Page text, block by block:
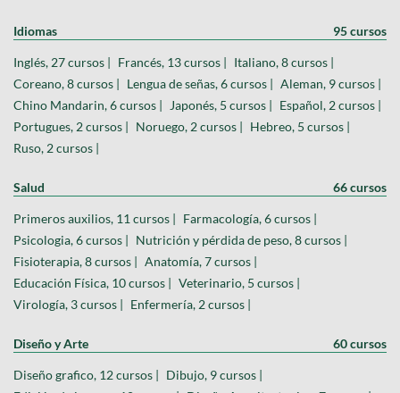
Idiomas 95 cursos
Inglés, 27 cursos | Francés, 13 cursos | Italiano, 8 cursos |
Coreano, 8 cursos | Lengua de señas, 6 cursos | Aleman, 9 cursos |
Chino Mandarin, 6 cursos |
Japonés, 5 cursos | Español, 2 cursos |
Portugues, 2 cursos | Noruego, 2 cursos | Hebreo, 5 cursos |
Ruso, 2 cursos |
Salud 66 cursos
Primeros auxilios, 11 cursos | Farmacología, 6 cursos |
Psicologia, 6 cursos | Nutrición y pérdida de peso, 8 cursos |
Fisioterapia, 8 cursos | Anatomía, 7 cursos |
Educación Física, 10 cursos | Veterinario, 5 cursos |
Virología, 3 cursos | Enfermería, 2 cursos |
Diseño y Arte 60 cursos
Diseño grafico, 12 cursos | Dibujo, 9 cursos |